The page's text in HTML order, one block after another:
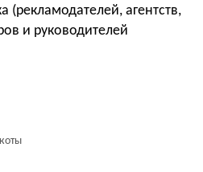
(рекламодателей, агентств,
и руководителей